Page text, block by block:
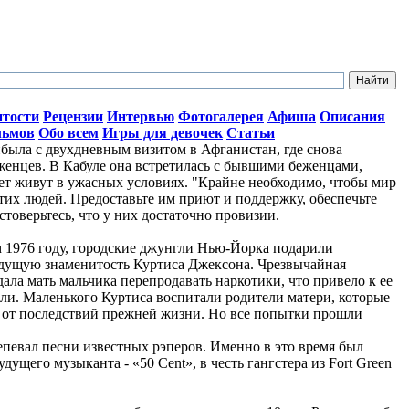
Рецензии Интервью Фотогалерея Афиша Описания
Обо всем Игры для девочек Статьи
с двухдневным визитом в Афганистан, где снова
В Кабуле она встретилась с бывшими беженцами,
живут в ужасных условиях. "Крайне необходимо, чтобы мир
людей. Предоставьте им приют и поддержку, обеспечьте
что у них достаточно провизии.
1976 году, городские джунгли Нью-Йорка подарили
знаменитость Куртиса Джексона. Чрезвычайная
мать мальчика перепродавать наркотики, что привело к ее
Маленького Куртиса воспитали родители матери, которые
от последствий прежней жизни. Но все попытки прошли
песни известных рэперов. Именно в это время был
музыканта - «50 Cent», в честь гангстера из Fort Green